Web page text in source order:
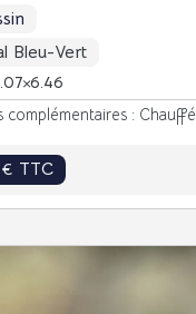
Bleu-Vert
6.46
: Chauffé
TTC